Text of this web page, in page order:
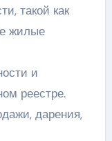
такой как
жилые
и
реестре.
дарения,